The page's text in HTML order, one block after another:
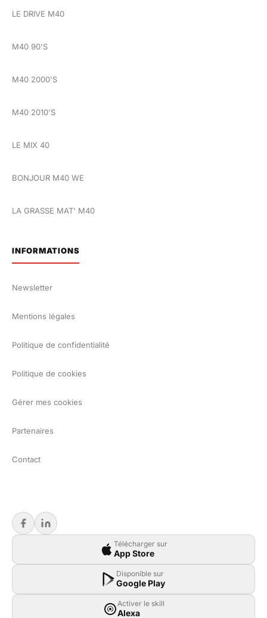
LE DRIVE M40
M40 90'S
M40 2000'S
M40 2010'S
LE MIX 40
BONJOUR M40 WE
LA GRASSE MAT' M40
INFORMATIONS
Newsletter
Mentions légales
Politique de confidentialité
Politique de cookies
Gérer mes cookies
Partenaires
Contact
Télécharger sur
App Store
Disponible sur
Google Play
Activer le skill
Alexa